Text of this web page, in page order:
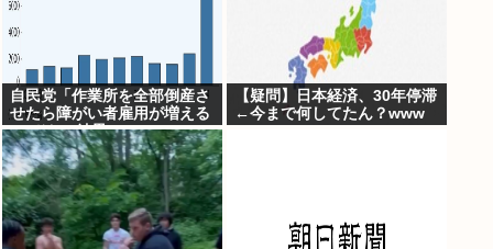
自民党「作業所を全部倒産さ
せたら障がい者雇用が増える
のでは 」結果ww
【疑問】日本経済、30年停滞
←今まで何してたん？www